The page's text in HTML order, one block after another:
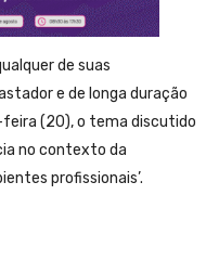
de suas
e de longa duração
(20), o tema discutido
no contexto da
profissionais’.